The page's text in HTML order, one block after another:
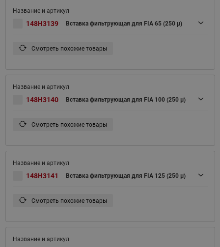
148H3139 Вставка фильтрующая для FIA 65 (250 μ)
Смотреть похожие товары
148H3140 Вставка фильтрующая для FIA 100 (250 μ)
Смотреть похожие товары
148H3141 Вставка фильтрующая для FIA 125 (250 μ)
Смотреть похожие товары